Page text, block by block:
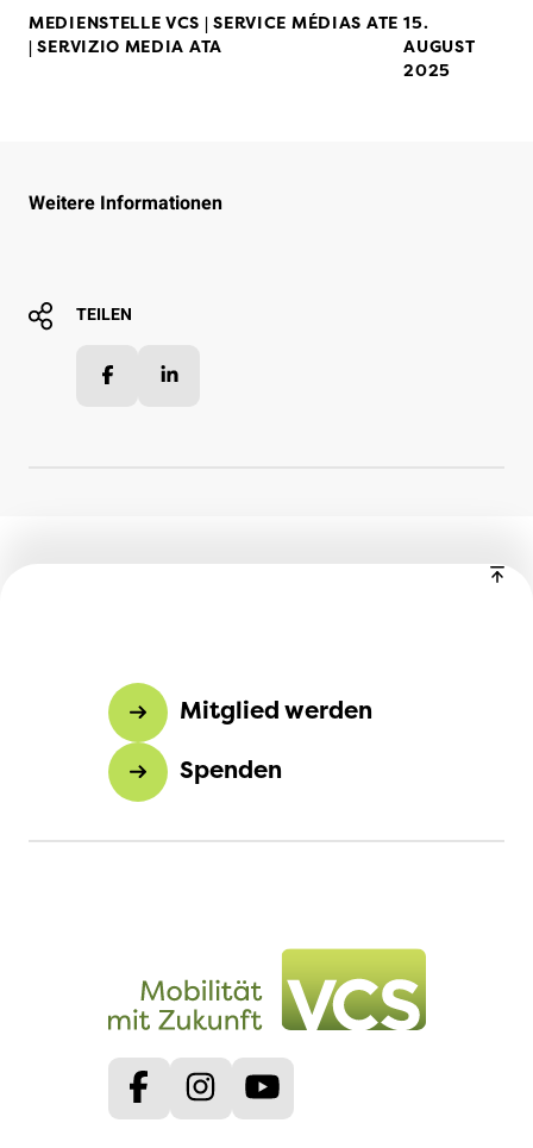
MEDIENSTELLE VCS | SERVICE MÉDIAS ATE
| SERVIZIO MEDIA ATA
15.
AUGUST
2025
Weitere Informationen
TEILEN
Facebook
Mitglied werden
Spenden
FacebookInstagram